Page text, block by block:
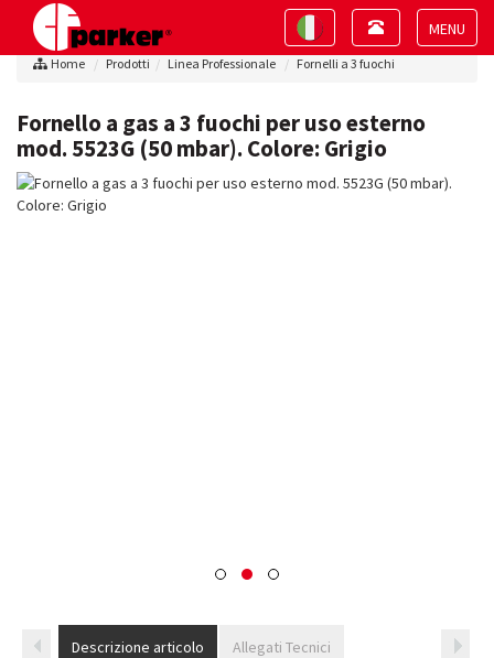
Toggle
Toggle
navigation
Toggle
navigation
Home Prodotti Linea Professionale Fornelli a 3 fuochi
Fornello a gas a 3 fuochi per uso esterno
mod. 5523G (50 mbar). Colore: Grigio
Descrizione articolo Allegati Tecnici